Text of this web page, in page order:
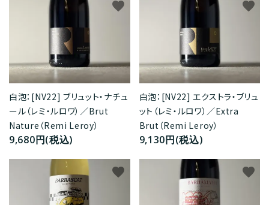
白泡：[NV22] ブリュット・ナチュ
ール（レミ・ルロワ）／Brut
Nature（Remi Leroy）
9,680円(税込)
favorite
白泡：[NV22] エクストラ・ブリュ
ット（レミ・ルロワ）／Extra
Brut（Remi Leroy）
9,130円(税込)
favorite
favorite favorite